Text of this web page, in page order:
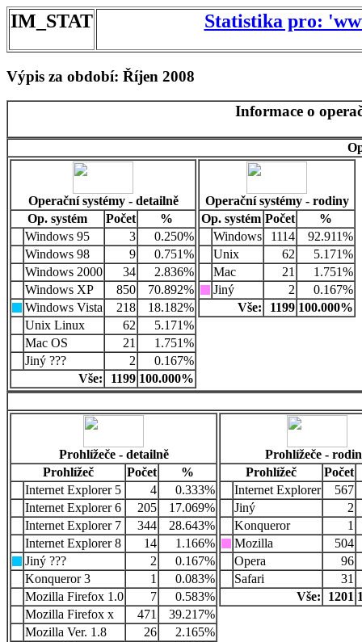
IM_STAT Statistika pro:
Výpis za období: Říjen 2008
Informace o
Operační systémy - detailně
Op. systém
Počet
%
Windows 95
3
0.250%
Windows 98
9
0.751%
Windows 2000
34
2.836%
Windows XP
850
70.892%
Windows Vista
218
18.182%
Unix Linux
62
5.171%
Mac OS
21
1.751%
Jiný ???
2
0.167%
Vše:
1199 100.000%
Operační systémy - rodiny
Op. systém Počet
%
Windows
1114
92.911%
Unix
62
5.171%
Mac
21
1.751%
Jiný
2
0.167%
Vše:
1199 100.000%
Prohlížeče - detailně
Prohlížeč
Počet
%
Internet Explorer 5
4
0.333%
Internet Explorer 6
205
17.069%
Internet Explorer 7
344
28.643%
Internet Explorer 8
14
1.166%
Jiný ???
2
0.167%
Konqueror 3
1
0.083%
Mozilla Firefox 1.0
7
0.583%
Mozilla Firefox x
471
39.217%
Mozilla Ver. 1.8
26
2.165%
Prohlížeče -
Prohlížeč
Počet
Internet Explorer
567
Jiný
2
Konqueror
1
Mozilla
504
Opera
96
Safari
31
Vše:
1201